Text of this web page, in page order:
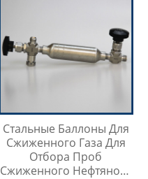
Стальные Баллоны Для
Сжиженного Газа Для
Отбора Проб
Сжиженного Нефтяного